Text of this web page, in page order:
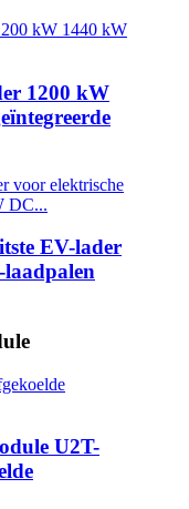
1200 kW
EV-lader
U2T-